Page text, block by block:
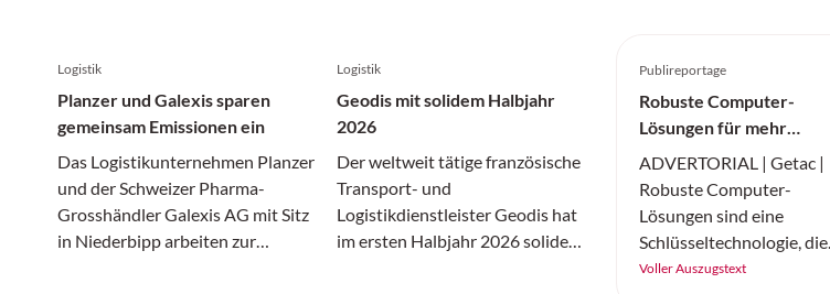
Logistik
Planzer und Galexis sparen
gemeinsam Emissionen ein
Das Logistikunternehmen Planzer
und der Schweizer Pharma-
Grosshändler Galexis AG mit Sitz
in Niederbipp arbeiten zur
Logistik
Geodis mit solidem Halbjahr
2026
Der weltweit tätige französische
Transport- und
Logistikdienstleister Geodis hat
im ersten Halbjahr 2026 solide
Publireportage
Robuste Computer-
Lösungen für mehr
Produktivität
ADVERTORIAL | Getac |
Robuste Computer-
Lösungen sind eine
Schlüsseltechnologie, die
für eine hohe Effizienz und
Voller Auszugstext